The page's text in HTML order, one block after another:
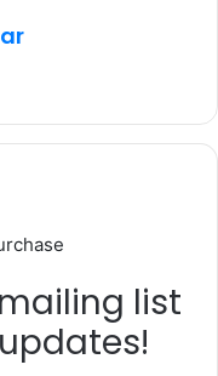
list